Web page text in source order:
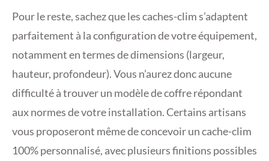
Pour le reste, sachez que les caches-clim s’adaptent
parfaitement à la configuration de votre équipement,
notamment en termes de dimensions (largeur,
hauteur, profondeur). Vous n’aurez donc aucune
difficulté à trouver un modèle de coffre répondant
aux normes de votre installation. Certains artisans
vous proposeront même de concevoir un cache-clim
100% personnalisé, avec plusieurs finitions possibles